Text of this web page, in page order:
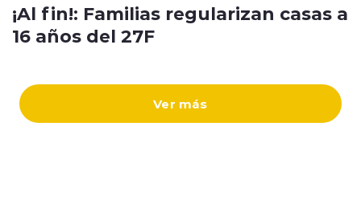
Ver más
¡Al fin!: Familias regularizan casas a
16 años del 27F